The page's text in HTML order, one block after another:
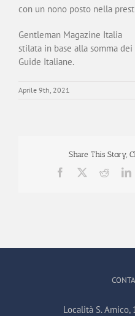
con un nono posto nella
Gentleman Magazine Italia
stilata in base alla somma
Guide Italiane.
Aprile 9th, 2021
Share This Story,
Facebook Reddit
Località S. Amico,